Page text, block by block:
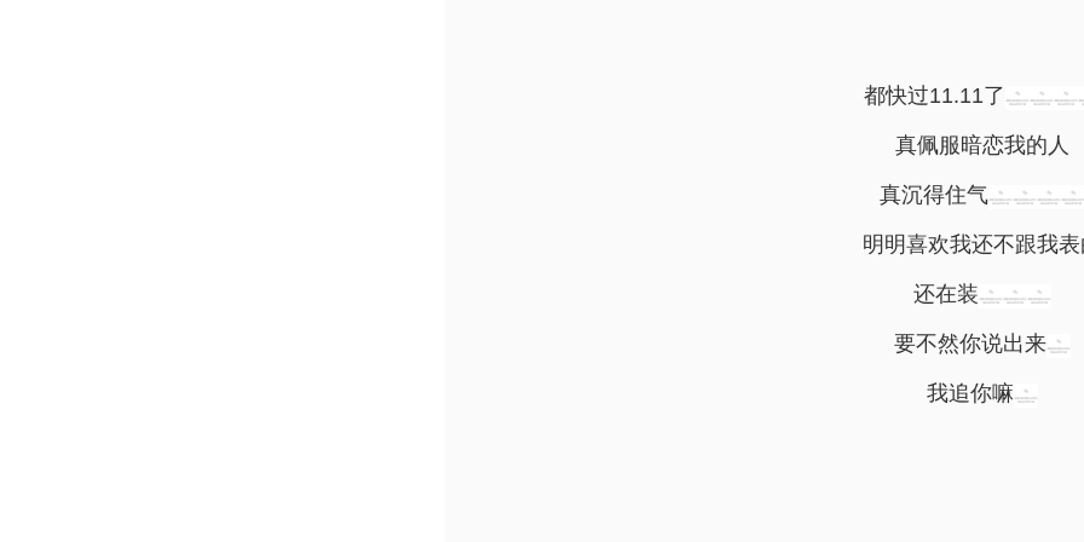
都快过11.11了
真佩服暗恋我的人
真沉得住气
明明喜欢我还不跟我
还在装
要不然你说出来
我追你嘛